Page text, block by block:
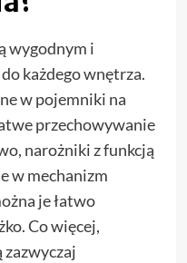
wygodnym i
każdego wnętrza.
w pojemniki na
przechowywanie
narożniki z funkcją
w mechanizm
je łatwo
Co więcej,
zazwyczaj